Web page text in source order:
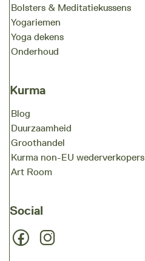
Bolsters & Meditatiekussens
Yogariemen
Yoga dekens
Onderhoud
Kurma
Blog
Duurzaamheid
Groothandel
Kurma non-EU wederverkopers
Art Room
Social